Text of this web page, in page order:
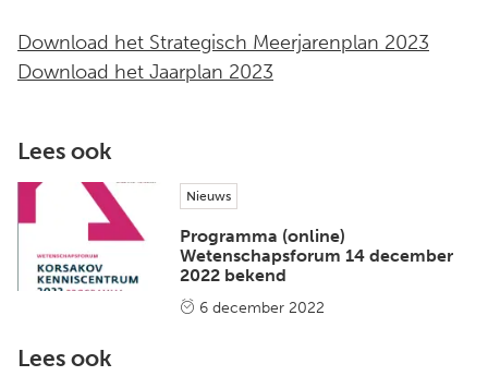
Download het Strategisch Meerjarenplan 2023
Download het Jaarplan 2023
Lees ook
Nieuws
Programma (online)
Wetenschapsforum 14 december
2022 bekend
6 december 2022
Lees ook